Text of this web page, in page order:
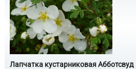
Лапчатка кустарниковая Абботсвуд